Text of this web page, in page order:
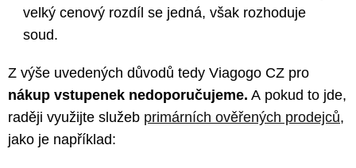
velký cenový rozdíl se jedná, však rozhoduje
soud.
Z výše uvedených důvodů tedy Viagogo CZ pro
nákup vstupenek nedoporučujeme. A pokud to jde,
raději využijte služeb primárních ověřených prodejců,
jako je například: